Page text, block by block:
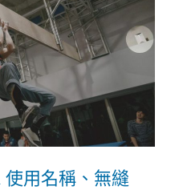
用名稱、無縫